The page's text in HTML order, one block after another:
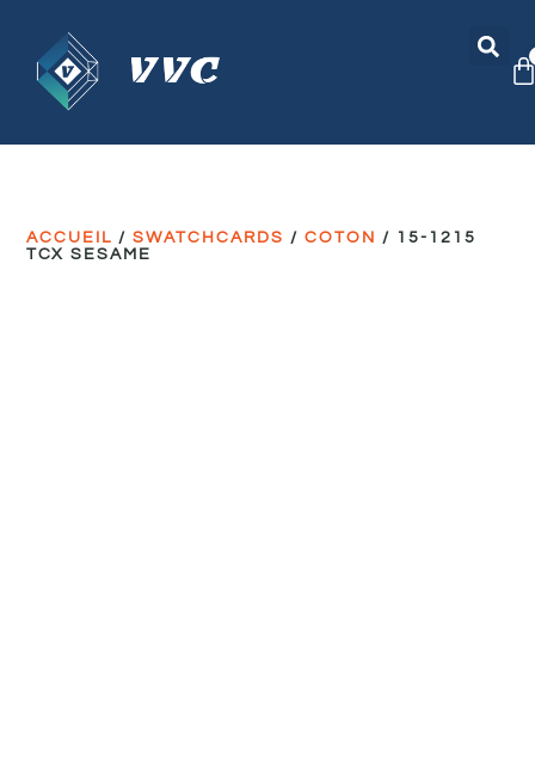
ACCUEIL /SWATCHCARDS /COTON / 15-1215
TCX SESAME